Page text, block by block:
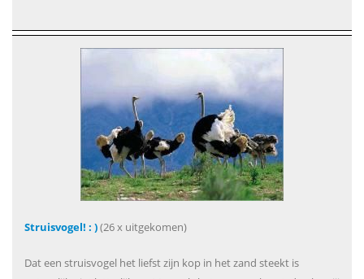
Struisvogel! : )(26 x uitgekomen)
Dat een struisvogel het liefst zijn kop in het zand steekt is